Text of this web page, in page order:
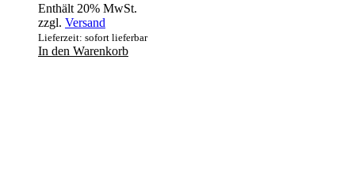
Enthält 20% MwSt.
zzgl. Versand
Lieferzeit: sofort lieferbar
In den Warenkorb